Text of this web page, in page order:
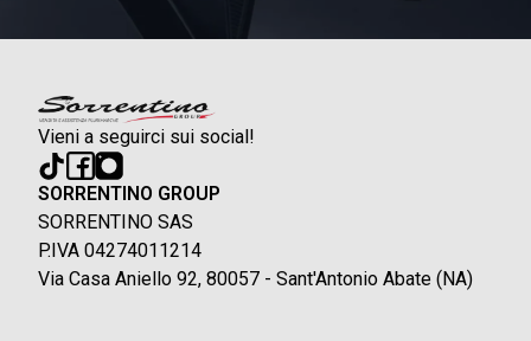
Vieni a seguirci sui social!
SORRENTINO GROUP
SORRENTINO SAS
P.IVA 04274011214
Via Casa Aniello 92, 80057 - Sant'Antonio Abate (NA)